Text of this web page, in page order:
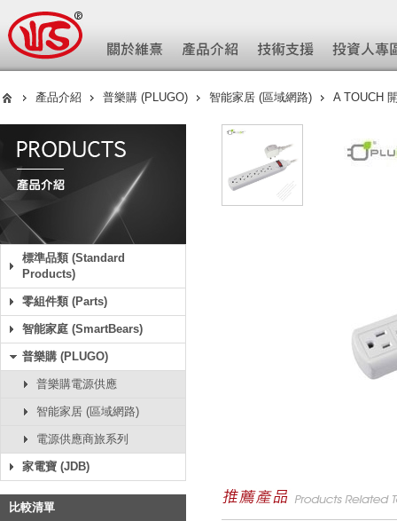
產品介紹 普樂購 (PLUGO) 智能家居 (區域網路) A TOUCH
標準品類 (Standard
Products)
零組件類 (Parts)
智能家庭 (SmartBears)
普樂購 (PLUGO)
普樂購電源供應
智能家居 (區域網路)
電源供應商旅系列
家電寶 (JDB)
比較清單